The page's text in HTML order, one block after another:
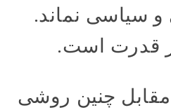
و سیاسی نماند.
قدرت است.
چنین روشی